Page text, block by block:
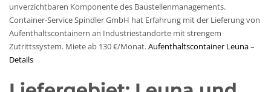
unverzichtbaren Komponente des Baustellenmanagements.
Container-Service Spindler GmbH hat Erfahrung mit der Lieferung von
Aufenthaltscontainern an Industriestandorte mit strengem
Zutrittssystem. Miete ab 130 €/Monat.Aufenthaltscontainer Leuna –
Details